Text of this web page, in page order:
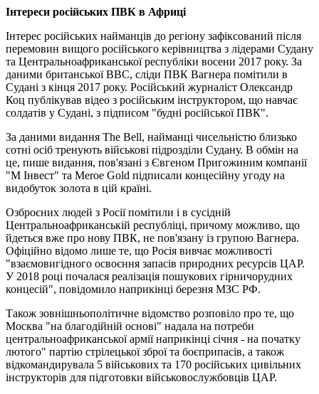
Інтереси російських ПВК в Африці
Інтерес російських найманців до регіону зафіксований після
перемовин вищого російського керівництва з лідерами Судану
та Центральноафриканської республіки восени 2017 року. За
даними британської ВВС, сліди ПВК Вагнера помітили в
Судані з кінця 2017 року. Російський журналіст Олександр
Коц публікував відео з російським інструктором, що навчає
солдатів у Судані, з підписом "будні російської ПВК".
За даними видання The Bell, найманці чисельністю близько
сотні осіб тренують військові підрозділи Судану. В обмін на
це, пише видання, пов'язані з Євгеном Пригожиним компанії
"М Інвест" та Meroe Gold підписали концесійну угоду на
видобуток золота в цій країні.
Озброєних людей з Росії помітили і в сусідній
Центральноафриканській республіці, причому можливо, що
йдеться вже про нову ПВК, не пов'язану із групою Вагнера.
Офіційно відомо лише те, що Росія вивчає можливості
"взаємовигідного освоєння запасів природних ресурсів ЦАР.
У 2018 році почалася реалізація пошукових гірничорудних
концесій", повідомило наприкінці березня МЗС РФ.
Також зовнішньополітичне відомство розповіло про те, що
Москва "на благодійній основі" надала на потреби
центральноафриканської армії наприкінці січня - на початку
лютого" партію стрілецької зброї та боєприпасів, а також
відкомандирувала 5 військових та 170 російських цивільних
інструкторів для підготовки військовослужбовців ЦАР.